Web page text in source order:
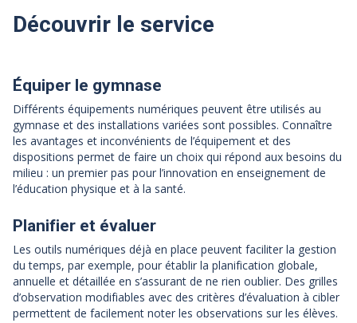
Découvrir le service
Équiper le gymnase
Différents équipements numériques peuvent être utilisés au
gymnase et des installations variées sont possibles. Connaître
les avantages et inconvénients de l’équipement et des
dispositions permet de faire un choix qui répond aux besoins du
milieu : un premier pas pour l’innovation en enseignement de
l’éducation physique et à la santé.
Planifier et évaluer
Les outils numériques déjà en place peuvent faciliter la gestion
du temps, par exemple, pour établir la planification globale,
annuelle et détaillée en s’assurant de ne rien oublier. Des grilles
d’observation modifiables avec des critères d’évaluation à cibler
permettent de facilement noter les observations sur les élèves.